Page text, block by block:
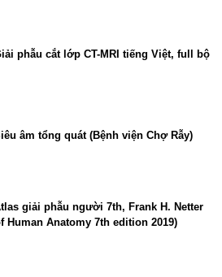
phẫu cắt lớp CT-MRI tiếng Việt, full bộ
âm tổng quát (Bệnh viện Chợ Rẫy)
giải phẫu người 7th, Frank H. Netter
Human Anatomy 7th edition 2019)